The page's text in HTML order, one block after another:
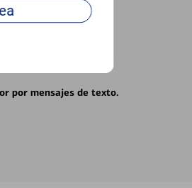
en Línea
por mensajes de texto.